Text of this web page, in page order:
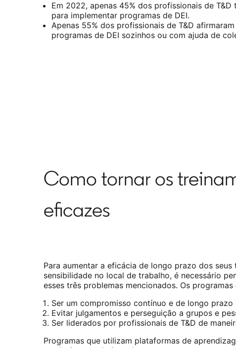
Em 2022, apenas 45% dos profissionais de
para implementar programas de DEI.
Apenas 55% dos profissionais de T&D
programas de DEI sozinhos ou com ajuda de
Como tornar os
eficazes
Para aumentar a eficácia de longo prazo dos seus
sensibilidade no local de trabalho, é necessário
esses três problemas mencionados. Os programas
Ser um compromisso contínuo e de longo prazo
Evitar julgamentos e perseguição a grupos e
Ser liderados por profissionais de T&D de
Programas que utilizam plataformas de